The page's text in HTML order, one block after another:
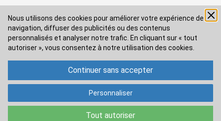
Nous utilisons des cookies pour améliorer votre expérience de
navigation, diffuser des publicités ou des contenus
personnalisés et analyser notre trafic. En cliquant sur « tout
autoriser », vous consentez à notre utilisation des cookies.
Tout autoriser
Continuer sans accepter
Personnaliser
Moyens de paiement
Modes de livraison